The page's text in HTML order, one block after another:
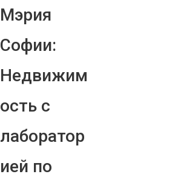
Мэрия
Софии:
Недвижим
ость с
лаборатор
ией по